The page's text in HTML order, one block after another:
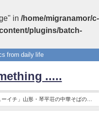
in /home/migranamor/c-
plugins/batch-
from daily life
.....
ーイチ」山形・琴平荘の中華そばのお